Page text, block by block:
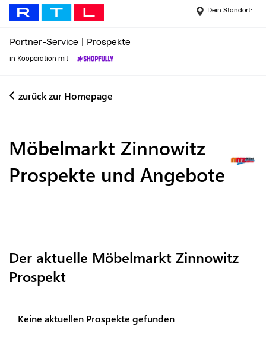
Dein Standort:
Partner-Service Prospekte
in Kooperation mit
zurück zur Homepage
Möbelmarkt Zinnowitz
Prospekte und Angebote
Der aktuelle Möbelmarkt Zinnowitz
Prospekt
Keine aktuellen Prospekte gefunden